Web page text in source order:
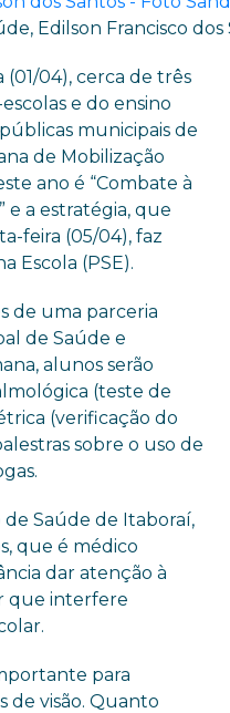
Edilson Francisco dos
04), cerca de três
e do ensino
municipais de
de Mobilização
ano é “Combate à
e a estratégia, que
feira (05/04), faz
Escola (PSE).
de uma parceria
de Saúde e
alunos serão
(teste de
(verificação do
sobre o uso de
Saúde de Itaboraí,
que é médico
dar atenção à
que interfere
para
visão. Quanto